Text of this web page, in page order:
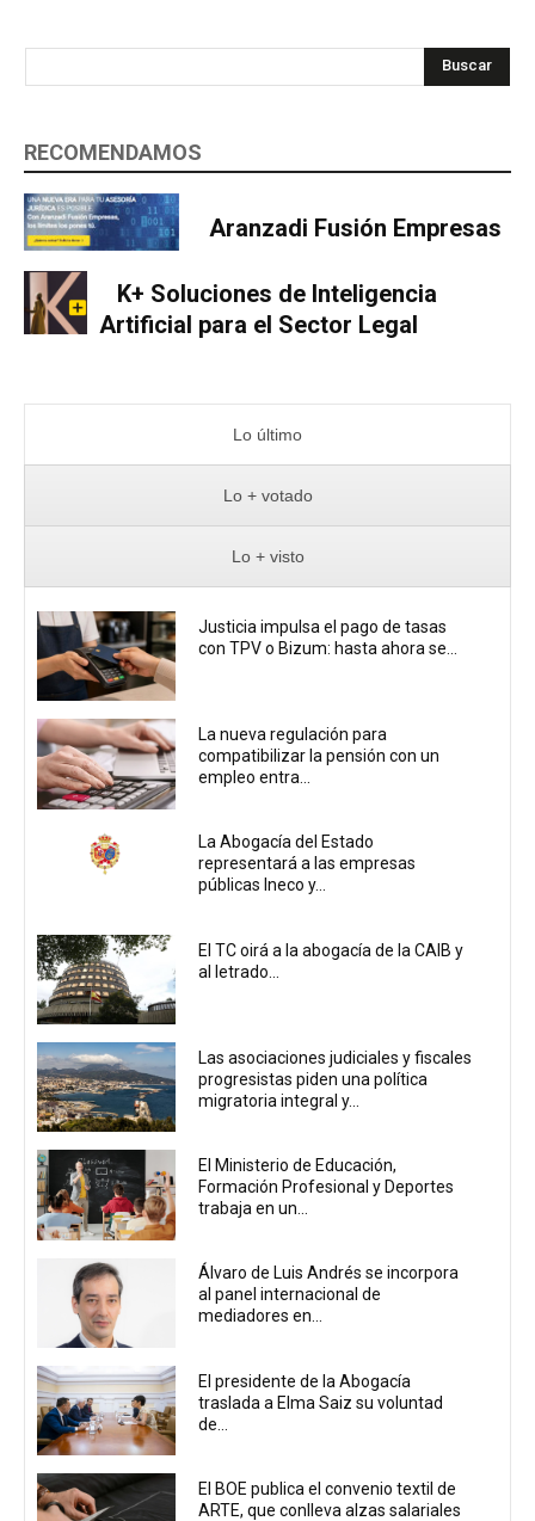
Buscar
RECOMENDAMOS
Aranzadi Fusión Empresas
K+ Soluciones de Inteligencia
Artificial para el Sector Legal
Lo último
Lo + votado
Lo + visto
Justicia impulsa el pago de tasas
con TPV o Bizum: hasta ahora se...
La nueva regulación para
compatibilizar la pensión con un
empleo entra...
La Abogacía del Estado
representará a las empresas
públicas Ineco y...
El TC oirá a la abogacía de la CAIB y
al letrado...
Las asociaciones judiciales y fiscales
progresistas piden una política
migratoria integral y...
El Ministerio de Educación,
Formación Profesional y Deportes
trabaja en un...
Álvaro de Luis Andrés se incorpora
al panel internacional de
mediadores en...
El presidente de la Abogacía
traslada a Elma Saiz su voluntad
de...
El BOE publica el convenio textil de
ARTE, que conlleva alzas salariales